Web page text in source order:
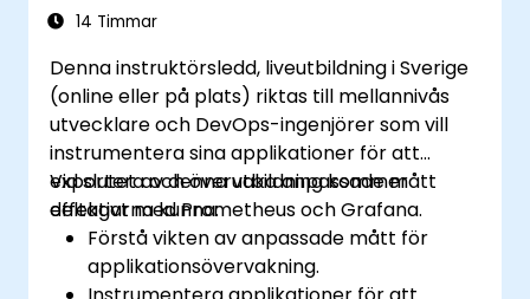
14 Timmar
Denna instruktörsledd, liveutbildning i Sverige
(online eller på plats) riktas till mellannivås
utvecklare och DevOps-ingenjörer som vill
instrumentera sina applikationer för att
exportera och övervaka anpassade mått
effektivt med Prometheus och Grafana.
Vid slutet av denna utbildning kommer
deltagarna kunna:
Förstå vikten av anpassade mått för
applikationsövervakning.